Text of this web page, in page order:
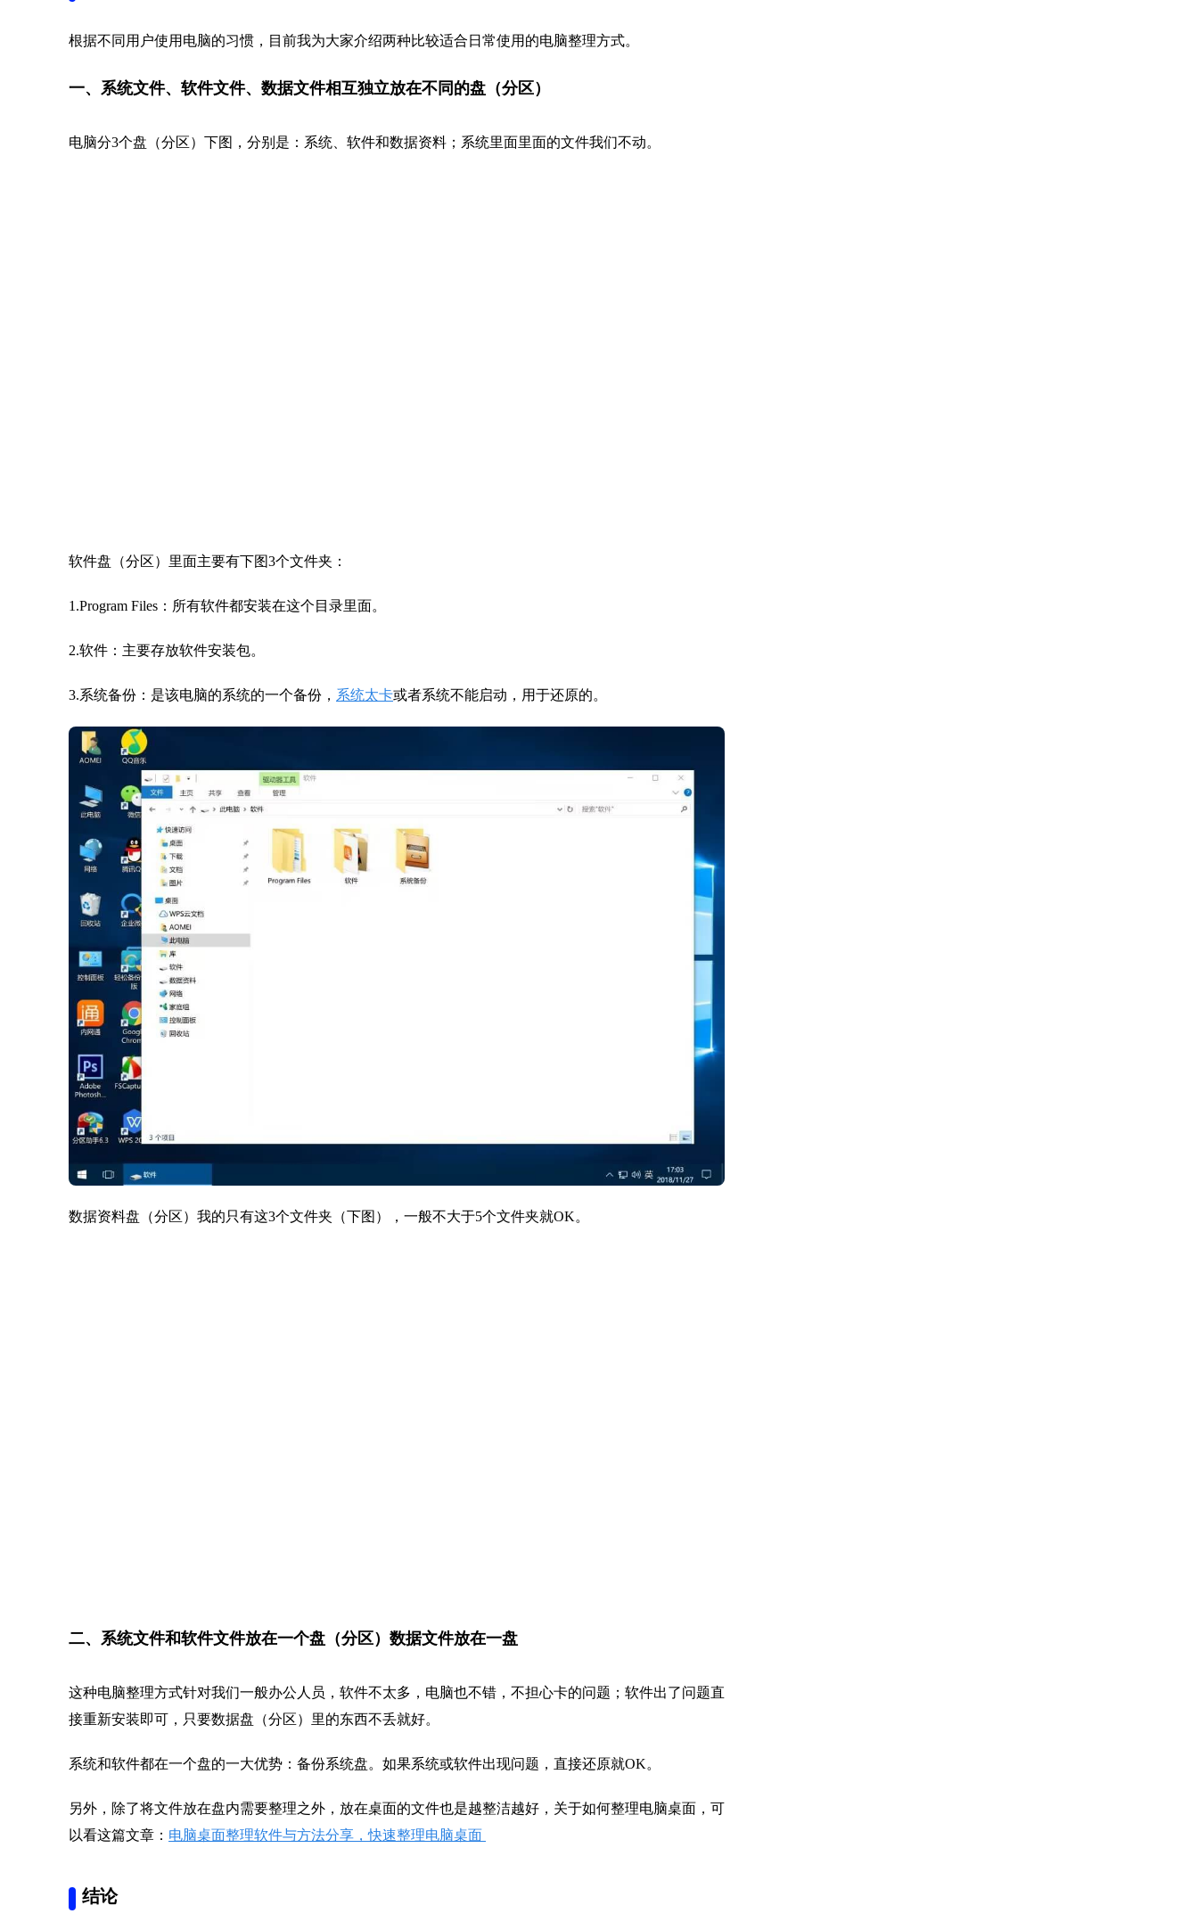
根据不同用户使用电脑的习惯，目前我为大家介绍两种比较适合日常使用的电脑整理方式。
一、系统文件、软件文件、数据文件相互独立放在不同的盘（分区）
电脑分3个盘（分区）下图，分别是：系统、软件和数据资料；系统里面里面的文件我们不动。
软件盘（分区）里面主要有下图3个文件夹：
1.Program Files：所有软件都安装在这个目录里面。
2.软件：主要存放软件安装包。
3.系统备份：是该电脑的系统的一个备份， 系统太卡或者系统不能启动，用于还原的。
数据资料盘（分区）我的只有这3个文件夹（下图），一般不大于5个文件夹就OK。
二、系统文件和软件文件放在一个盘（分区）数据文件放在一盘
这种电脑整理方式针对我们一般办公人员，软件不太多，电脑也不错，不担心卡的问题；软件出了问题直
接重新安装即可，只要数据盘（分区）里的东西不丢就好。
系统和软件都在一个盘的一大优势：备份系统盘。如果系统或软件出现问题，直接还原就OK。
另外，除了将文件放在盘内需要整理之外，放在桌面的文件也是越整洁越好，关于如何整理电脑桌面，可
以看这篇文章： 电脑桌面整理软件与方法分享，快速整理电脑桌面
结论